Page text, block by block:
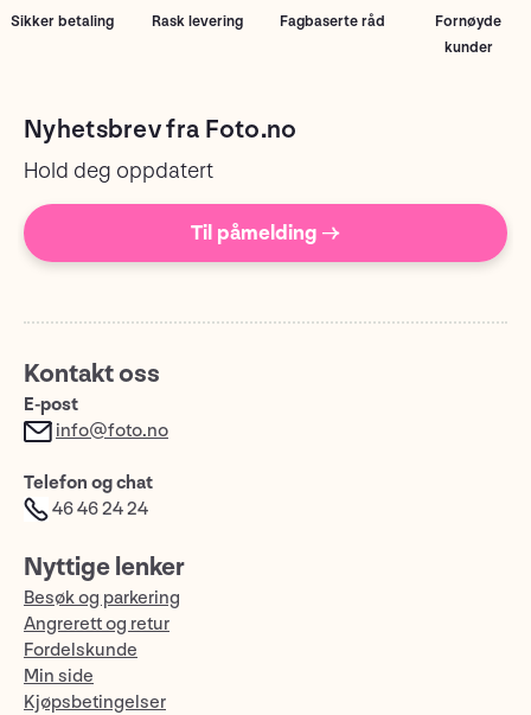
Sikker betaling Rask levering Fagbaserte råd
Fornøyde
kunder
Nyhetsbrev fra Foto.no
Hold deg oppdatert
Til påmelding →
Kontakt oss
E-post
info@foto.no
Telefon og chat
46 46 24 24
Nyttige lenker
Besøk og parkering
Angrerett og retur
Fordelskunde
Min side
Kjøpsbetingelser